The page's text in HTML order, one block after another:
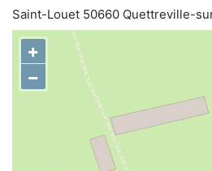
Saint-Louet 50660 Quettreville-
+
−